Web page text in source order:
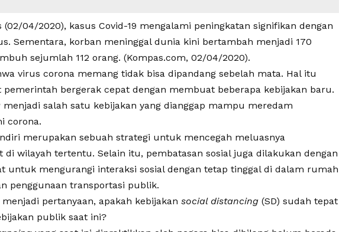
(02/04/2020), kasus Covid-19 mengalami peningkatan signifikan dengan
Sementara, korban meninggal dunia kini bertambah menjadi 170
sejumlah 112 orang. (Kompas.com, 02/04/2020).
virus corona memang tidak bisa dipandang sebelah mata. Hal itu
bergerak cepat dengan membuat beberapa kebijakan baru.
menjadi salah satu kebijakan yang dianggap mampu meredam
corona.
merupakan sebuah strategi untuk mencegah meluasnya
di wilayah tertentu. Selain itu, pembatasan sosial juga dilakukan dengan
untuk mengurangi interaksi sosial dengan tetap tinggal di dalam rumah
penggunaan transportasi publik.
pertanyaan, apakah kebijakan social distancing (SD) sudah tepat
publik saat ini?